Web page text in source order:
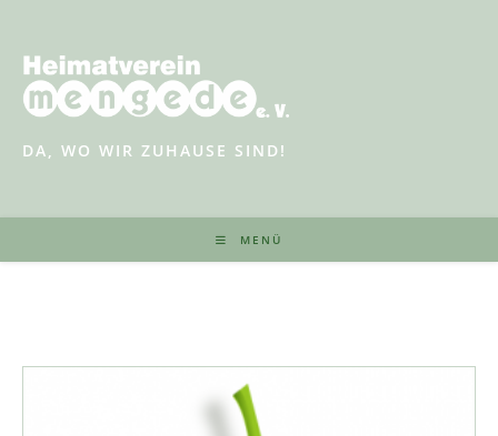
springen
DA, WO WIR ZUHAUSE SIND!
MENÜ